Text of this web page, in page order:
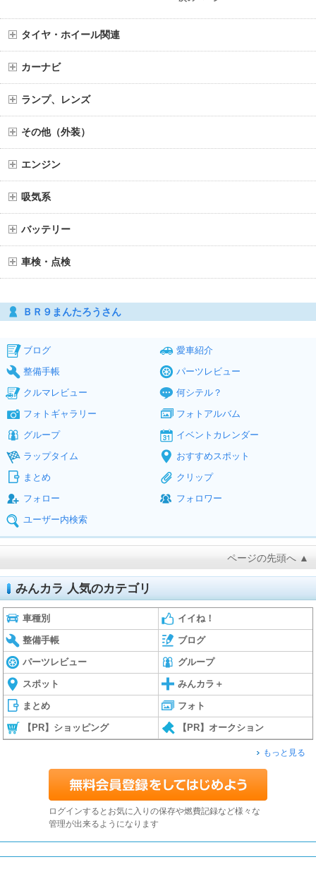
タイヤ・ホイール関連
カーナビ
ランプ、レンズ
その他（外装）
エンジン
吸気系
バッテリー
車検・点検
ＢＲ９まんたろうさん
ブログ
愛車紹介
整備手帳
パーツレビュー
クルマレビュー
何シテル？
フォトギャラリー
フォトアルバム
グループ
イベントカレンダー
ラップタイム
おすすめスポット
まとめ
クリップ
フォロー
フォロワー
ユーザー内検索
ページの先頭へ ▲
みんカラ 人気のカテゴリ
車種別 イイね！
整備手帳 ブログ
パーツレビュー グループ
スポット みんカラ＋
まとめ フォト
【PR】ショッピング 【PR】オークション
もっと見る
ログインするとお気に入りの保存や燃費記録など様々な
管理が出来るようになります